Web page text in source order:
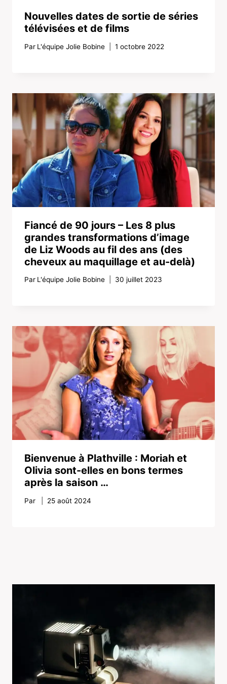
Nouvelles dates de sortie de séries
télévisées et de films
Par L'équipe Jolie Bobine 1 octobre 2022
Fiancé de 90 jours – Les 8 plus
grandes transformations d’image
de Liz Woods au fil des ans (des
cheveux au maquillage et au-delà)
Par L'équipe Jolie Bobine 30 juillet 2023
Bienvenue à Plathville : Moriah et
Olivia sont-elles en bons termes
après la saison …
Par 25 août 2024